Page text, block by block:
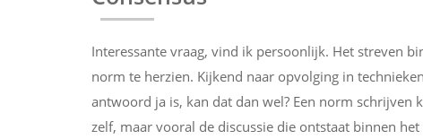
Interessante vraag, vind ik persoonlijk. Het streven
norm te herzien. Kijkend naar opvolging in
antwoord ja is, kan dat dan wel? Een norm schrijven
zelf, maar vooral de discussie die ontstaat binnen